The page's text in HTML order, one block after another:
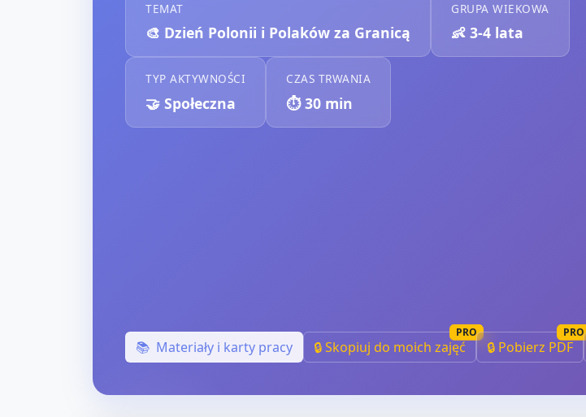
TEMAT
🎨 Dzień Polonii i Polaków za Granicą
GRUPA WIEKOWA
👶 3-4 lata
TYP AKTYWNOŚCI
🤝 Społeczna
CZAS TRWANIA
⏱️30 min
📚 Materiały i karty pracy 🔒 Skopiuj do moich zajęć
PRO
🔒 Pobierz PDF
PRO